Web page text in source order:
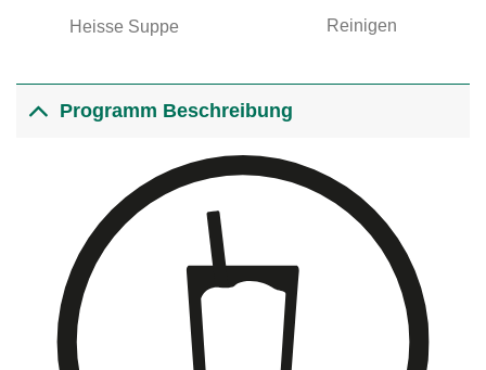
Heisse Suppe Reinigen
Programm Beschreibung